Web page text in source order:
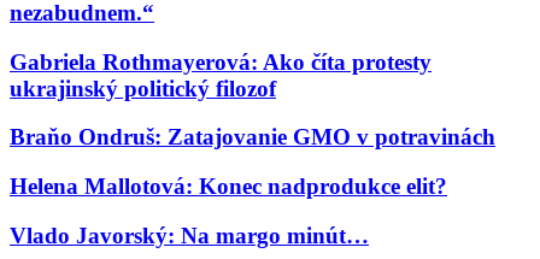
nezabudnem.“
Gabriela Rothmayerová: Ako číta protesty
ukrajinský politický filozof
Braňo Ondruš: Zatajovanie GMO v potravinách
Helena Mallotová: Konec nadprodukce elit?
Vlado Javorský: Na margo minút…